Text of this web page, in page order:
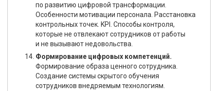
по развитию цифровой трансформации.
Особенности мотивации персонала. Расстановка
контрольных точек. KPI. Способы контроля,
которые не отвлекают сотрудников от работы
и не вызывают недовольства.
Формирование цифровых компетенций.
Формирование образа ценного сотрудника.
Создание системы скрытого обучения
сотрудников внедряемым технологиям.